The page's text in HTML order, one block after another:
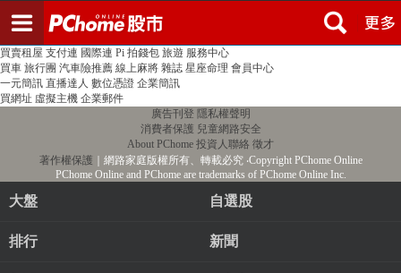
PChome首頁 線上購物 24h購物 書店
買賣租屋 支付連 國際連 Pi 拍錢包 旅遊 服務中心
買車 旅行團 汽車險推薦 線上麻將 雜誌 星座命理 會員中心
一元簡訊 直播達人 數位憑證 企業簡訊
買網址 虛擬主機 企業郵件
廣告刊登 隱私權聲明
消費者保護 兒童網路安全
About PChome 投資人聯絡 徵才
著作權保護 ｜網路家庭版權所有、轉載必究‧Copyright PChome Online
PChome Online and PChome are trademarks of PChome Online Inc.
大盤 自選股
排行 新聞